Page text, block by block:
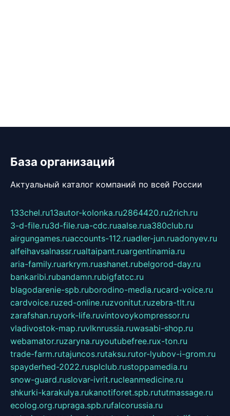
База организаций
Актуальный каталог компаний по всей России
133chel.ru13autor-kolonka.ru2864420.ru2rich.ru
3-d-file.ru3d-file.rua-cdc.ruaalse.rua380club.ru
airgungames.ruaccounts-112.ruadler-jun.ruadonyev.ru
alfeihavsalnassr.rualtaipant.ruargentinamia.ru
aria-family.ruarkrym.ruashanet.rubelgorod-day.ru
bankaribi.rubandamn.rubigfatcc.ru
blagodarenie-spb.ruborodino-media.rucard-voice.ru
cardvoice.ruzed-online.ruzvonitut.ruzebra-tlt.ru
zarafshan.ruyork-life.ruvintovoykompressor.ru
vladivostok-map.ruvlknrussia.ruwasabi-shop.ru
webamator.ruzaryna.ruyoutubefree.rux-ton.ru
trade-farm.rutajuncos.rutaksu.rutor-lyubov-i-grom.ru
spayderhed-2022.rusplclub.rustoppamedia.ru
snow-guard.ruslovar-ivrit.rucleanmedicine.ru
shkurki-karakulya.rukanotiforet.spb.rututmassage.ru
ecolog.org.rupraga.spb.rufalcorussia.ru